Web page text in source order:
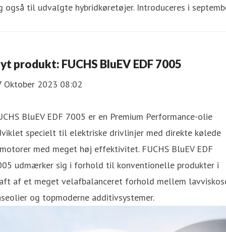
også til udvalgte hybridkøretøjer. Introduceres i
produkt: FUCHS BluEV EDF 7005
Oktober 2023 08:02
BluEV EDF 7005 er en Premium Performance-olie
specielt til elektriske drivlinjer med direkte kølede
med meget høj effektivitet. FUCHS BluEV EDF
udmærker sig i forhold til konventionelle produkter i
af et meget velafbalanceret forhold mellem
og topmoderne additivsystemer.